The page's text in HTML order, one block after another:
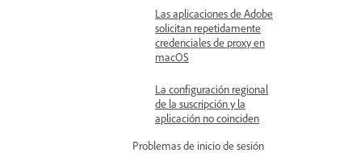
Las aplicaciones de Adobe
solicitan repetidamente
credenciales de proxy en
macOS
La configuración regional
de la suscripción y la
aplicación no coinciden
Problemas de inicio de sesión